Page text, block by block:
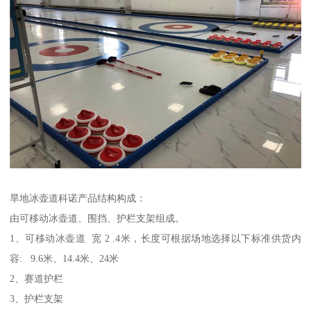
旱地冰壶道科诺产品结构构成：
由可移动冰壶道、围挡、护栏支架组成。
1、可移动冰壶道 宽 2 .4米，长度可根据场地选择以下标准供货内
容: 9.6米、14.4米、24米
2、赛道护栏
3、护栏支架